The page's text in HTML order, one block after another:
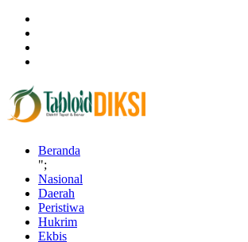
Beranda
";
Nasional
Daerah
Peristiwa
Hukrim
Ekbis